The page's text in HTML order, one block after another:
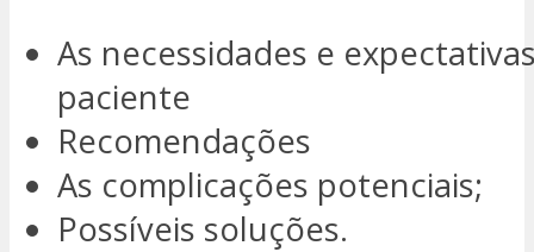
As necessidades e
paciente
Recomendações
As complicações potenciais;
Possíveis soluções.